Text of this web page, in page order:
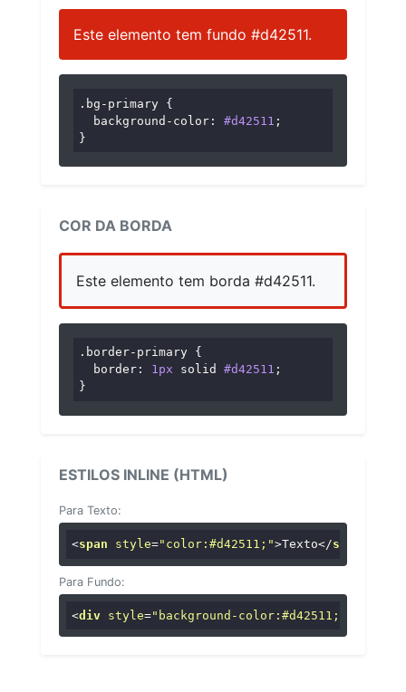
Este elemento tem fundo #d42511.
.bg-primary {
background-color : #d42511 ;
}
COR DA BORDA
Este elemento tem borda #d42511.
.border-primary {
border : 1px solid #d42511 ;
}
ESTILOS INLINE (HTML)
Para Texto:
<span style="color:#d42511;">Texto</span
Para Fundo:
<div style="background-color:#d42511;"